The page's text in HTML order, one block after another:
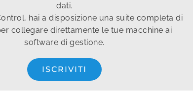
dati.
hai a disposizione una suite completa di
collegare direttamente le tue macchine ai
software di gestione.
ISCRIVITI